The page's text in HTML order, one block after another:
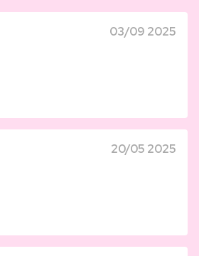
03/09 2025
20/05 2025